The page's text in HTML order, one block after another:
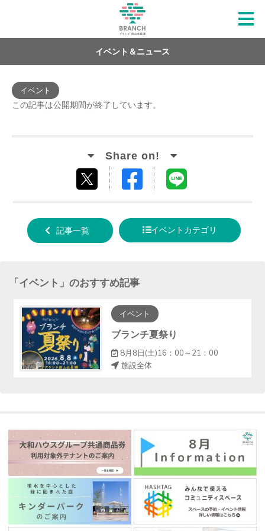
イベント＆ニュース
イベント
この記事は公開期間が終了しています。
する
Facebook
る
記事一覧 イベントカテゴリ
「イベント 」のおすすめ記事
イベント
ブランチ夏祭り
8月8日(土)16：00～21：00
施設全体